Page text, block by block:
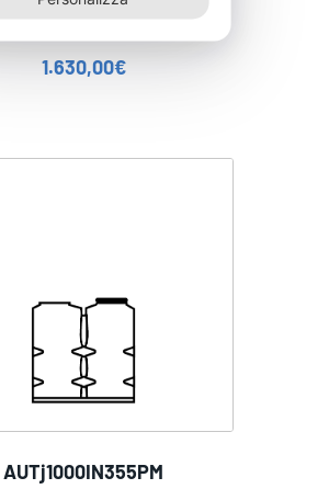
1.630,00€
AUTj1000IN355PM